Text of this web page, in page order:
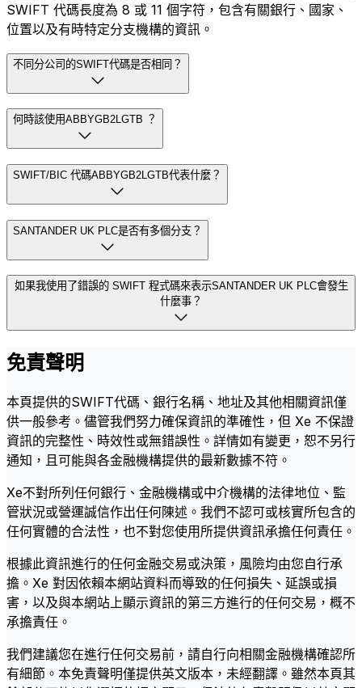
SWIFT 代碼長度為 8 或 11 個字符，包含有關銀行、國家、
位置以及有時特定分支機構的資訊。
不同分公司的SWIFT代碼是否相同？
何時該使用ABBYGB2LGTB ？
SWIFT/BIC 代碼ABBYGB2LGTB代表什麼？
SANTANDER UK PLC是否有多個分支？
如果我使用了錯誤的 SWIFT 程式碼來表示SANTANDER UK PLC會發生
什麼事？
免責聲明
本頁提供的SWIFT代碼、銀行名稱、地址及其他相關資訊僅
供一般參考。儘管我們努力確保資訊的準確性，但 Xe 不保證
資訊的完整性、時效性或無錯誤性。詳情如有變更，恕不另行
通知，且可能與各金融機構提供的最新數據不符。
Xe不對所列任何銀行、金融機構或中介機構的法律地位、監
管狀況或營運誠信作出任何陳述。我們不認可或核實所包含的
任何實體的合法性，也不對您使用所提供資訊承擔任何責任。
根據此資訊進行的任何金融交易或決策，風險均由您自行承
擔。Xe 對因依賴本網站資料而導致的任何損失、延誤或損
害，以及與本網站上顯示資訊的第三方進行的任何交易，概不
承擔責任。
我們建議您在進行任何交易前，請自行向相關金融機構確認所
有細節。本免責聲明僅提供英文版本，未經翻譯。雖然本頁其